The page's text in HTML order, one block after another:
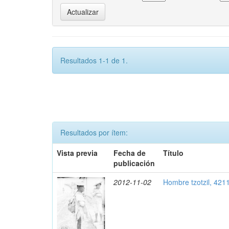
Resultados 1-1 de 1.
Resultados por ítem:
Vista previa
Fecha de
publicación
Título
2012-11-02 Hombre tzotzil,